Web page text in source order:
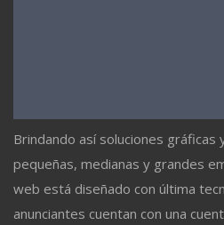
Brindando así soluciones gráficas
pequeñas, medianas y grandes
web está diseñado con última
anunciantes cuentan con una